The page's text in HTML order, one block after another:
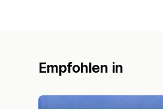
Empfohlen in